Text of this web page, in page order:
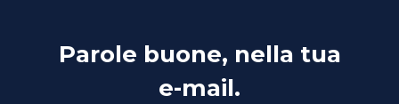
Parole buone, nella tua
e-mail.